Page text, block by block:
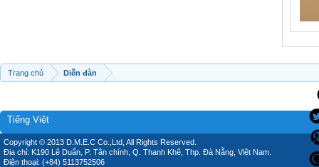
Trang chủ Diễn đàn
Tiếng Việt
Copyright © 2013 D.M.E.C Co.,Ltd, All Rights Reserved.
Địa chỉ: K190 Lê Duẩn, P. Tân chính, Q. Thanh Khê, Thp. Đà Nẵng, Việt Nam.
Điện thoại: (+84) 5113752506